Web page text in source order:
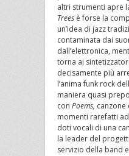
altri strumenti apre
Trees è forse la
un’idea di jazz
contaminata dai
dall’elettronica,
torna ai
decisamente più
l’anima funk rock
maniera quasi
con Poems, canzone
momenti rarefatti
doti vocali di una
la leader del
servizio della band